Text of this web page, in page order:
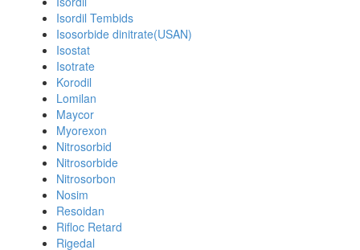
Isordil Tembids
Isosorbide dinitrate(USAN)
Isostat
Isotrate
Korodil
Lomilan
Maycor
Myorexon
Nitrosorbid
Nitrosorbide
Nitrosorbon
Nosim
Resoidan
Rifloc Retard
Rigedal